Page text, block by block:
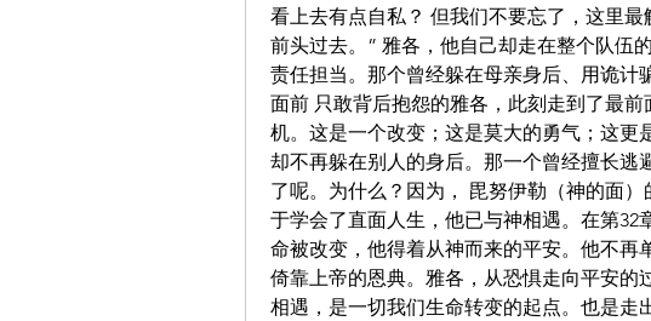
看上去有点自私？ 但我们不要忘了，这里
前头过去。” 雅各，他自己却走在整个队伍
责任担当。那个曾经躲在母亲身后、用诡计
面前 只敢背后抱怨的雅各，此刻走到了最
机。这是一个改变；这是莫大的勇气；这更
却不再躲在别人的身后。那一个曾经擅长逃
了呢。为什么？因为， 毘努伊勒（神的面
于学会了直面人生，他已与神相遇。在第32
命被改变，他得着从神而来的平安。他不再
倚靠上帝的恩典。雅各，从恐惧走向平安的
相遇，是一切我们生命转变的起点。也是走